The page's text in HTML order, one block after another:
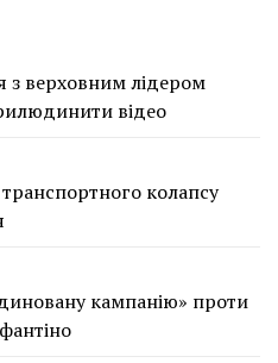
з верховним лідером
відео
колапсу
кампанію» проти